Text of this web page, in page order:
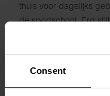
Consent
thuis voor dagelijks
de sportschool. Erg
Het model op de foto